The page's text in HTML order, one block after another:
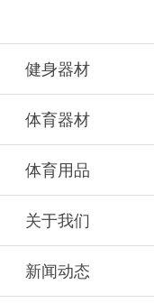
健身器材
体育器材
体育用品
关于我们
新闻动态